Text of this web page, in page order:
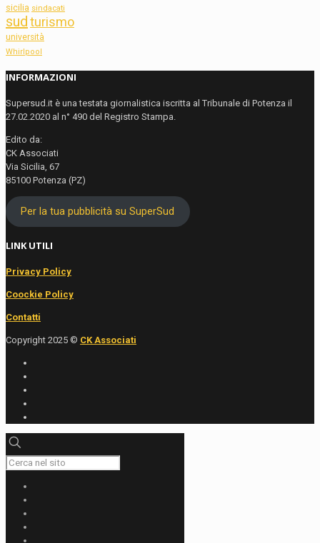
sicilia sindacati
sudturismo
università
Whirlpool
INFORMAZIONI
Supersud.it è una testata giornalistica iscritta al Tribunale di Potenza il
27.02.2020 al n° 490 del Registro Stampa.
Edito da:
CK Associati
Via Sicilia, 67
85100 Potenza (PZ)
Per la tua pubblicità su SuperSud
LINK UTILI
Privacy Policy
Coockie Policy
Contatti
Copyright 2025 © CK Associati